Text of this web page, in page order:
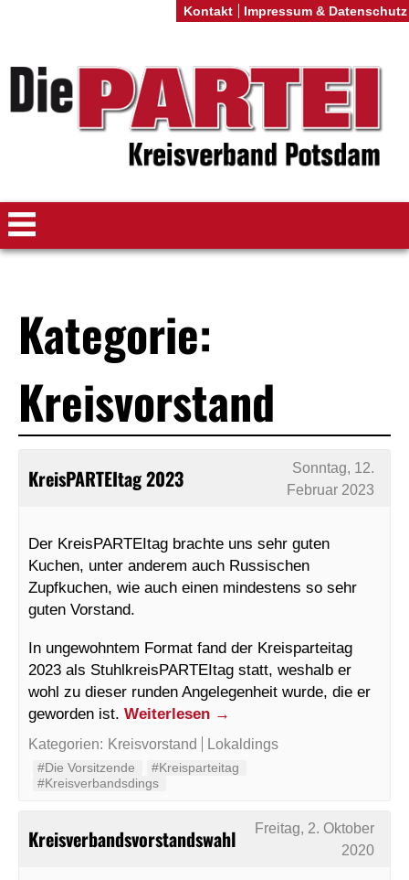
Kategorie:
Kreisvorstand
KreisPARTEItag 2023
Sonntag, 12.
Februar 2023
Der KreisPARTEItag brachte uns sehr guten
Kuchen, unter anderem auch Russischen
Zupfkuchen, wie auch einen mindestens so sehr
guten Vorstand.
In ungewohntem Format fand der Kreisparteitag
2023 als StuhlkreisPARTEItag statt, weshalb er
wohl zu dieser runden Angelegenheit wurde, die er
geworden ist. Weiterlesen →
Kategorien: Kreisvorstand Lokaldings
#Die Vorsitzende
#Kreisparteitag
#Kreisverbandsdings
Kreisverbandsvorstandswahl
Freitag, 2. Oktober
2020
Kontakt Impressum & Datenschutz